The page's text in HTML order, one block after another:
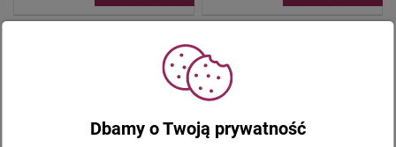
Karnet z życzeniami z
okazji Komunii Świętej
Dostępność: w
Pamiątka Chrztu
Świętego - Książeczka z
życzeniami modlitwą
Dostępność:
Dbamy o Twoją prywatność